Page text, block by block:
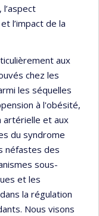
l’impact de la
aux
chez les
les séquelles
à l'obésité,
artérielle et aux
du syndrome
néfastes des
sous-
et les
la régulation
Nous visons